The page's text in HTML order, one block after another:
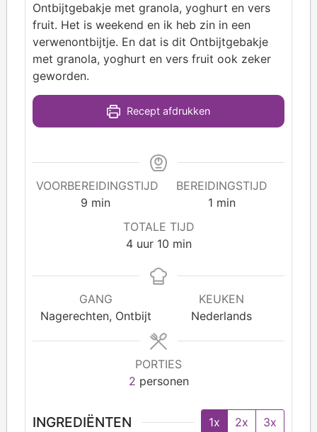
Ontbijtgebakje met granola, yoghurt en vers
fruit. Het is weekend en ik heb zin in een
verwenontbijtje. En dat is dit Ontbijtgebakje
met granola, yoghurt en vers fruit ook zeker
geworden.
Recept afdrukken
VOORBEREIDINGSTIJD
9 min
BEREIDINGSTIJD
1 min
TOTALE TIJD
4 uur 10 min
GANG
Nagerechten, Ontbijt
KEUKEN
Nederlands
PORTIES
2 personen
INGREDIËNTEN 1x 2x 3x